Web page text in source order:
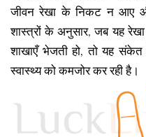
जीवन रेखा के निकट न आए
शास्त्रों के अनुसार, जब यह
शाखाएँ भेजती हो, तो यह संकेत
स्वास्थ्य को कमजोर कर रही है।